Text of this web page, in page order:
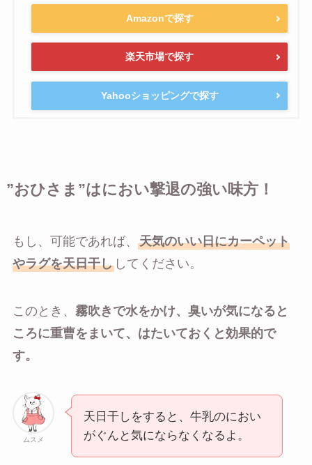
Amazonで探す
楽天市場で探す
Yahooショッピングで探す
”おひさま”はにおい撃退の強い味方！
もし、可能であれば、 天気のいい日にカーペット
やラグを天日干ししてください。
このとき、 霧吹きで水をかけ、臭いが気になると
ころに重曹をまいて、はたいておくと効果的で
す。
ムスメ
天日干しをすると、牛乳のにおい
がぐんと気にならなくなるよ。